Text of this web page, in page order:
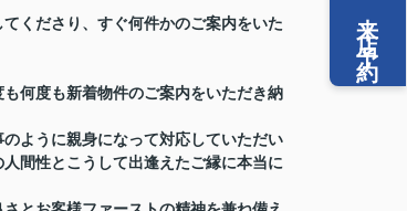
くださり、すぐ何件かのご案内をいた
何度も新着物件のご案内をいただき納
ように親身になって対応していただい
間性とこうして出逢えたご縁に本当に
来店予約